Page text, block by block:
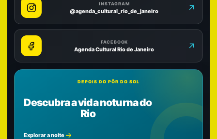
INSTAGRAM
@agenda_cultural_rio_de_janeiro
FACEBOOK
Agenda Cultural Rio de Janeiro
DEPOIS DO PÔR DO SOL
Descubra a vida noturna do
Rio
Explorar a noite